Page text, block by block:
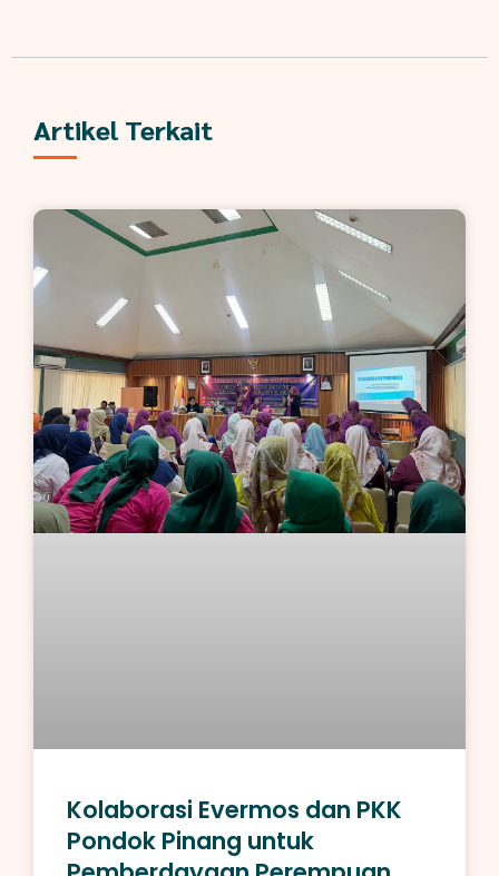
Artikel Terkait
Kolaborasi Evermos dan PKK
Pondok Pinang untuk